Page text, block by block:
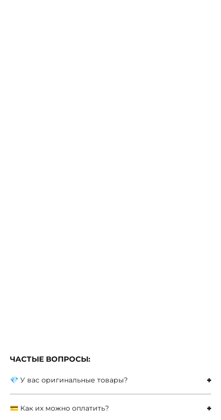
ЧАСТЫЕ ВОПРОСЫ:
💎 У вас оригинальные товары?
💳 Как их можно оплатить?